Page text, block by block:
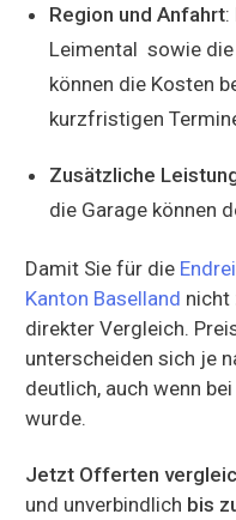
Region und Anfahrt:
Leimental sowie
können die Kosten
kurzfristigen
Zusätzliche
die Garage können
Damit Sie für die
Kanton Baselland nicht
direkter Vergleich.
unterscheiden sich je
deutlich, auch wenn
wurde.
Jetzt Offerten
und unverbindlich bis